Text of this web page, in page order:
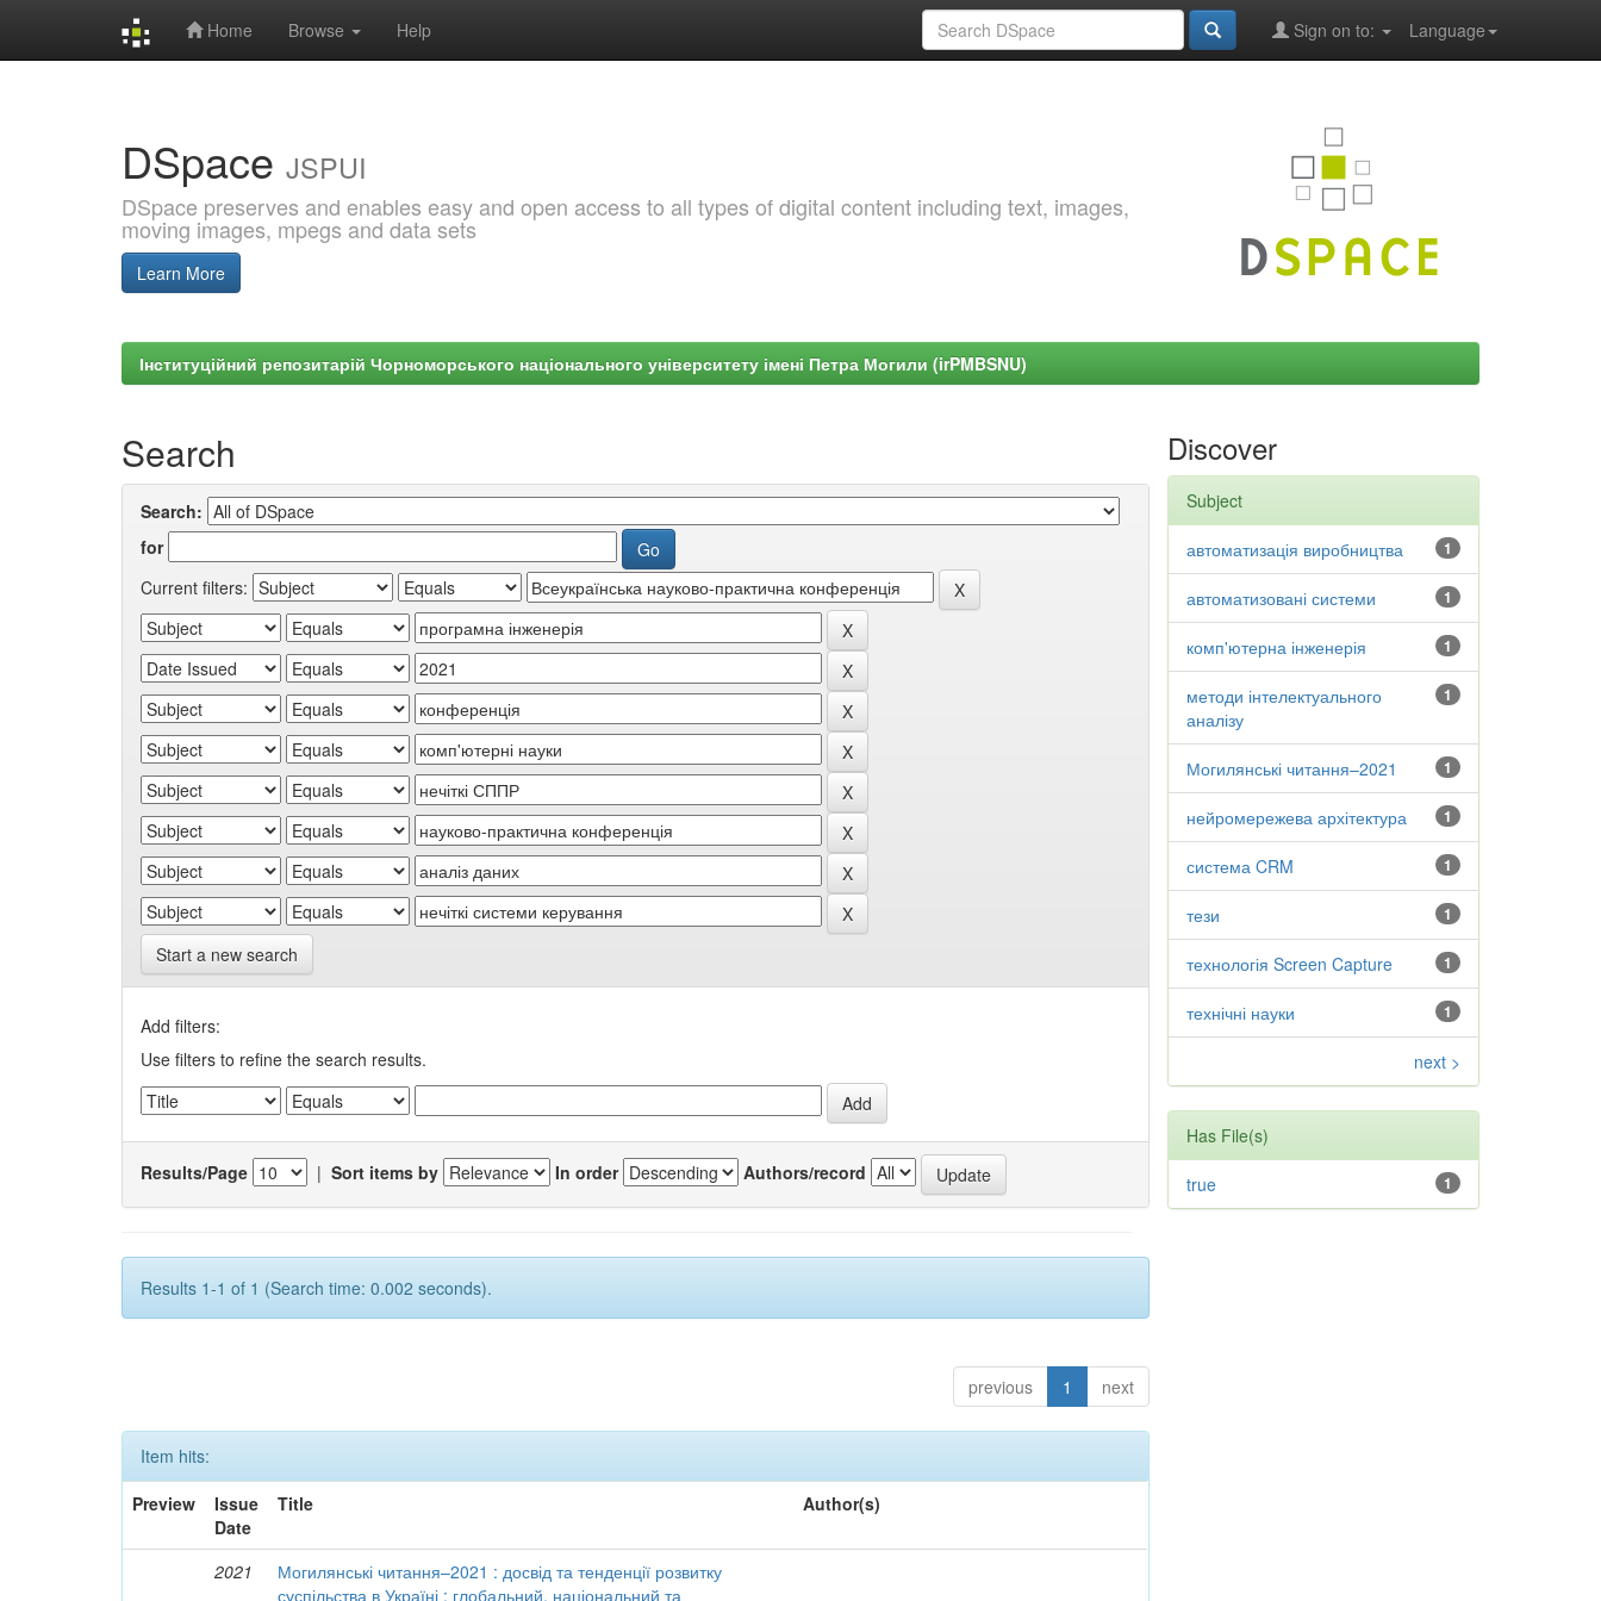
Home Browse Help Language
Sign on to:
DSpace JSPUI
DSpace preserves and enables easy and open access to all types of digital content including text, images,
moving images, mpegs and data sets
Learn More
Інституційний репозитарій Чорноморського національного університету імені Петра Могили (irPMBSNU)
Search
Search:
for
Current filters:
Start a new search
Add filters:
Use filters to refine the search results.
Results/Page | Sort items by In order Authors/record
Results 1-1 of 1 (Search time: 0.002 seconds).
previous 1 next
Item hits:
Preview
Issue
Date
Title Author(s)
2021
Могилянські читання–2021 : досвід та тенденції розвитку
суспільства в Україні : глобальний, національний та
Discover
Subject
1
автоматизація виробництва
1
автоматизовані системи
1
комп'ютерна інженерія
1
методи інтелектуального
аналізу
1
Могилянські читання–2021
1
нейромережева архітектура
1
система CRM
1
тези
1
технологія Screen Capture
1
технічні науки
next >
Has File(s)
1
true